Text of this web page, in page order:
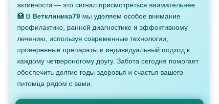
активности — это сигнал присмотреться внимательнее.
🏥 В Ветклиника79 мы уделяем особое внимание
профилактике, ранней диагностике и эффективному
лечению, используя современные технологии,
проверенные препараты и индивидуальный подход к
каждому четвероногому другу. Забота сегодня помогает
обеспечить долгие годы здоровья и счастья вашего
питомца рядом с вами.